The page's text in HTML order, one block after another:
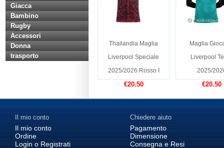
Giacca
Bambino
Rugby
Accessori
Donna
trasporto
Thailandia Maglia
Liverpool Speciale
2025/2026 Rosso I
€20.50
Maglia
Liverpool
2025/
€20.50
Il mio conto
Il mio conto
Ordine
Login o Registrati
Chiedere aiuto
Pagamento
Dimensione
Consegna e Resi